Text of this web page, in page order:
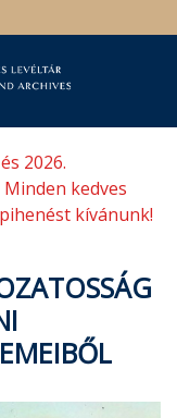
2026.
kedves
kívánunk!